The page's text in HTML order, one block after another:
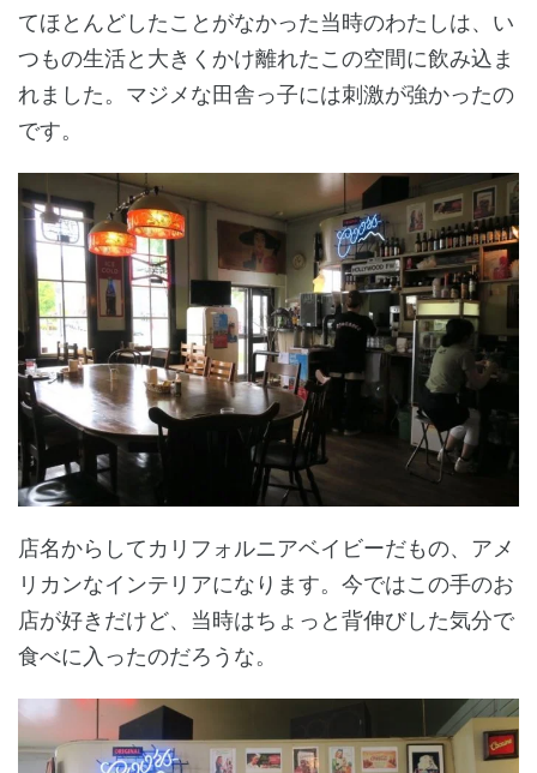
てほとんどしたことがなかった当時のわたしは、い
つもの生活と大きくかけ離れたこの空間に飲み込ま
れました。マジメな田舎っ子には刺激が強かったの
です。
店名からしてカリフォルニアベイビーだもの、アメ
リカンなインテリアになります。今ではこの手のお
店が好きだけど、当時はちょっと背伸びした気分で
食べに入ったのだろうな。